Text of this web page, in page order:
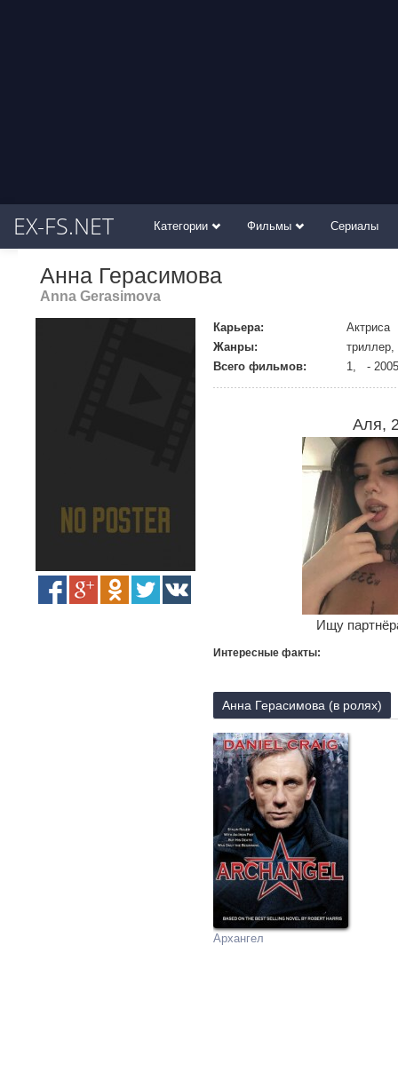
EX-FS.NET Категории Фильмы Сериалы
Анна Герасимова
Anna Gerasimova
Карьера:
Актриса
Жанры:
Всего фильмов:
1, - 2005
Аля,
Ищу
Интересные факты:
Анна Герасимова (в ролях)
Архангел